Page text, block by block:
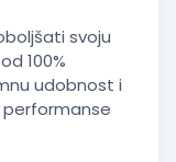
svoju
100%
udobnost i
performanse